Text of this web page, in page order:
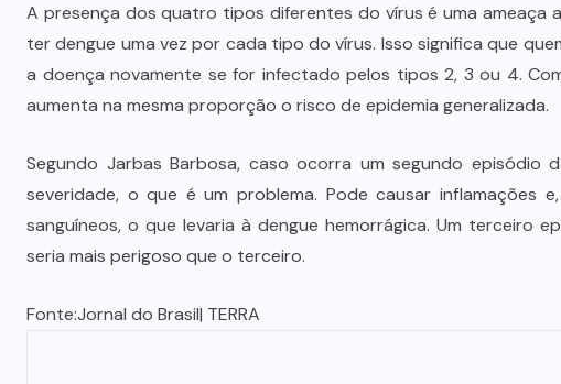
A presença dos quatro tipos diferentes do vírus é uma ameaça
ter dengue uma vez por cada tipo do vírus. Isso significa que
a doença novamente se for infectado pelos tipos 2, 3 ou 4.
aumenta na mesma proporção o risco de epidemia generalizada.
Segundo Jarbas Barbosa, caso ocorra um segundo episódio
severidade, o que é um problema. Pode causar inflamações
sanguíneos, o que levaria à dengue hemorrágica. Um terceiro
seria mais perigoso que o terceiro.
Fonte:Jornal do Brasil| TERRA